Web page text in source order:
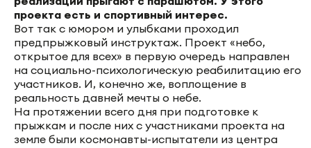
проекта есть и спортивный интерес.
Вот так с юмором и улыбками проходил
предпрыжковый инструктаж. Проект «небо,
открытое для всех» в первую очередь направлен
на социально-психологическую реабилитацию его
участников. И, конечно же, воплощение в
реальность давней мечты о небе.
На протяжении всего дня при подготовке к
прыжкам и после них с участниками проекта на
земле были космонавты-испытатели из центра